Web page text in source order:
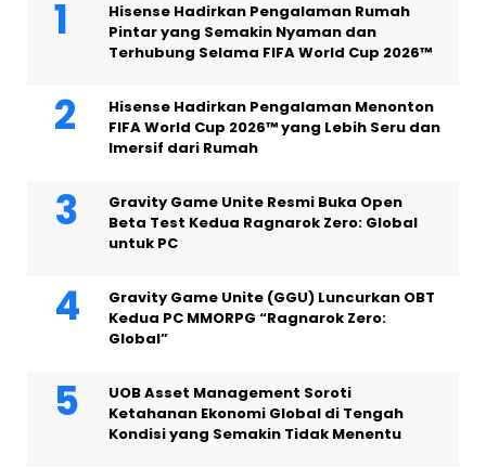
Hisense Hadirkan Pengalaman Rumah
Pintar yang Semakin Nyaman dan
Terhubung Selama FIFA World Cup 2026™
Hisense Hadirkan Pengalaman Menonton
FIFA World Cup 2026™ yang Lebih Seru dan
Imersif dari Rumah
Gravity Game Unite Resmi Buka Open
Beta Test Kedua Ragnarok Zero: Global
untuk PC
Gravity Game Unite (GGU) Luncurkan OBT
Kedua PC MMORPG “Ragnarok Zero:
Global”
UOB Asset Management Soroti
Ketahanan Ekonomi Global di Tengah
Kondisi yang Semakin Tidak Menentu